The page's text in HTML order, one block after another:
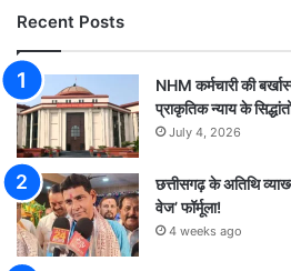
Recent Posts
NHM कर्मचारी की
प्राकृतिक न्याय के
July 4, 2026
छत्तीसगढ़ के अतिथि
वेज’ फॉर्मूला!
4 weeks ago